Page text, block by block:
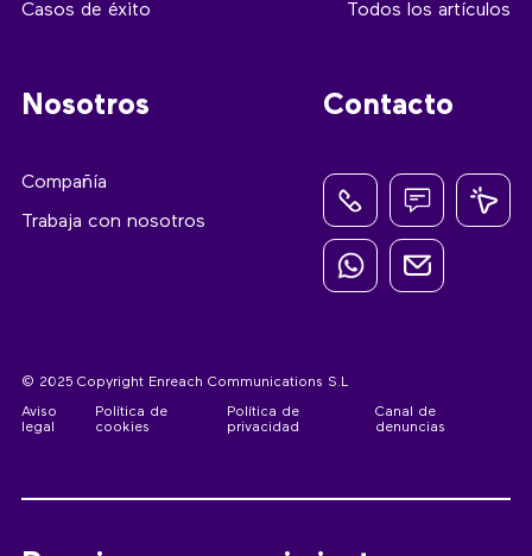
Casos de éxito Todos los artículos
Nosotros
Compañía
Trabaja con nosotros
Contacto
© 2025 Copyright Enreach Communications S.L
Aviso
legal
Política de
cookies
Política de
privacidad
Canal de
denuncias